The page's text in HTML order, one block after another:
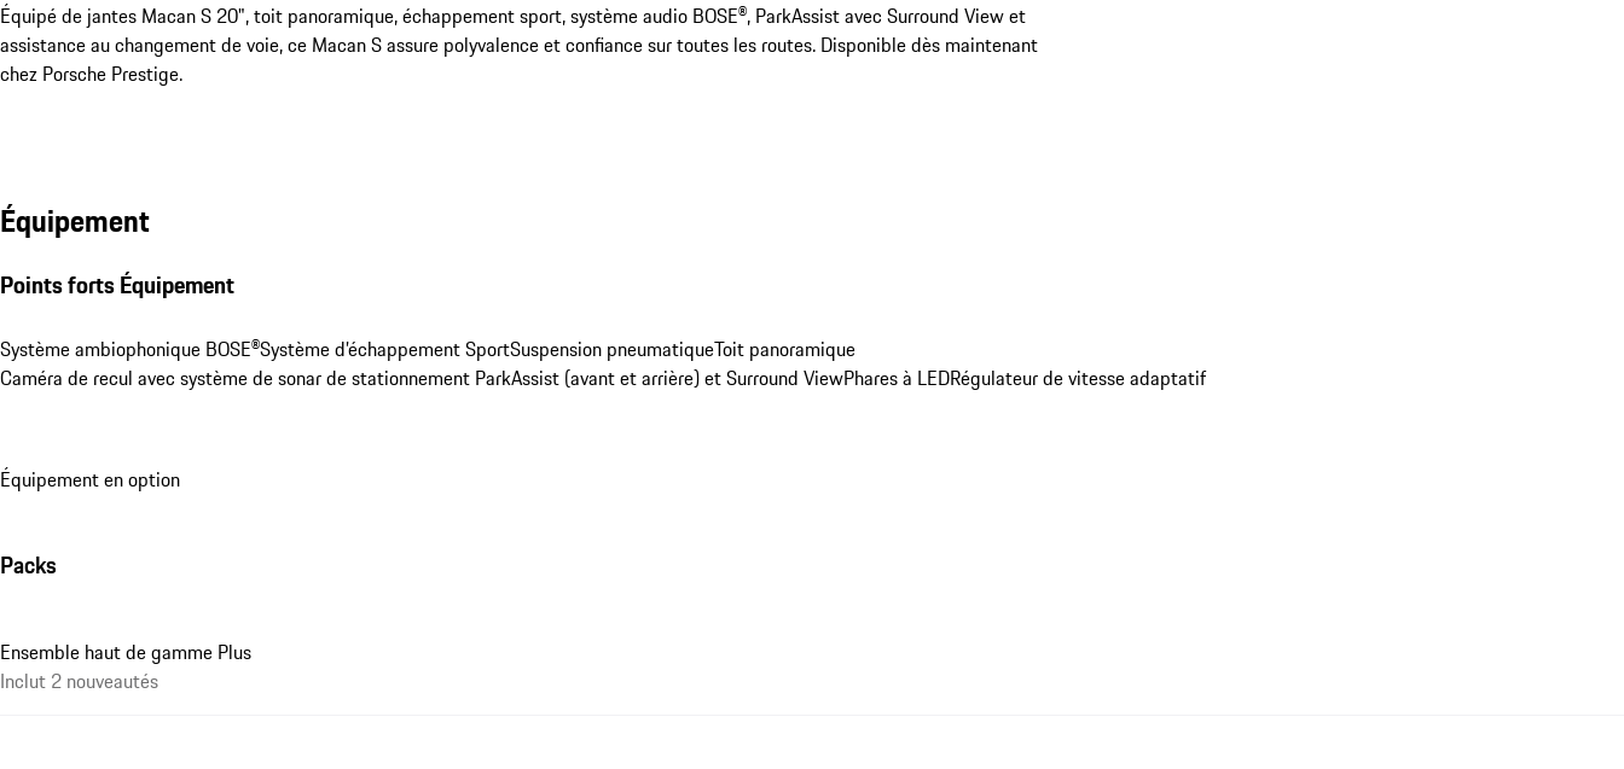
Équipé de jantes Macan S 20", toit panoramique, échappement sport, système audio BOSE®, ParkAssist avec Surround View et
assistance au changement de voie, ce Macan S assure polyvalence et confiance sur toutes les routes. Disponible dès maintenant
chez Porsche Prestige.
Équipement
Points forts Équipement
Système ambiophonique BOSE®Système d’échappement SportSuspension pneumatiqueToit panoramique
Caméra de recul avec système de sonar de stationnement ParkAssist (avant et arrière) et Surround ViewPhares à LEDRégulateur de vitesse adaptatif
Équipement en option
Packs
Ensemble haut de gamme Plus
Inclut 2 nouveautés